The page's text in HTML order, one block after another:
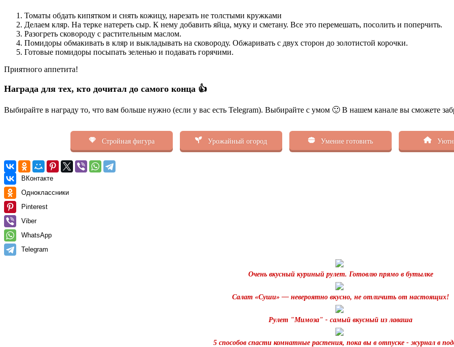
Томаты обдать кипятком и снять кожицу, нарезать не толстыми кружками
Делаем кляр. На терке натереть сыр. К нему добавить яйца, муку и сметану. Все это перемешать, посолить и поперчить.
Разогреть сковороду с растительным маслом.
Помидоры обмакивать в кляр и выкладывать на сковороду. Обжаривать с двух сторон до золотистой корочки.
Готовые помидоры посыпать зеленью и подавать горячими.
Приятного аппетита!
Награда для тех, кто дочитал до самого конца 👍
Выбирайте в награду то, что вам больше нужно (если у вас есть Telegram). Выбирайте с умом 🙂 В нашем канале вы сможете
Стройная фигура Урожайный огород Умение готовить
ВКонтакте
Одноклассники
Pinterest
Viber
WhatsApp
Telegram
Очень вкусный куриный рулет. Готовлю прямо в бутылке
Салат «Суши» — невероятно вкусно, не отличить от настоящих!
Рулет "Мимоза" - самый вкусный из лаваша
5 способов спасти комнатные растения, пока вы в отпуске - журнал в